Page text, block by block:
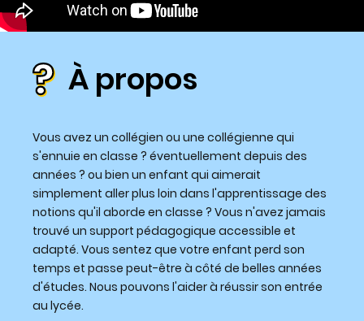
À propos
Vous avez un collégien ou une collégienne qui
s'ennuie en classe ? éventuellement depuis des
années ? ou bien un enfant qui aimerait
simplement aller plus loin dans l'apprentissage des
notions qu'il aborde en classe ? Vous n'avez jamais
trouvé un support pédagogique accessible et
adapté. Vous sentez que votre enfant perd son
temps et passe peut-être à côté de belles années
d'études. Nous pouvons l'aider à réussir son entrée
au lycée.